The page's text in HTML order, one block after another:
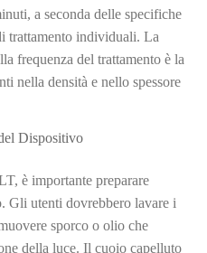
a seconda delle specifiche
trattamento individuali. La
frequenza del trattamento è la
nella densità e nello spessore
Dispositivo
è importante preparare
Gli utenti dovrebbero lavare i
sporco o olio che
della luce. Il cuoio capelluto